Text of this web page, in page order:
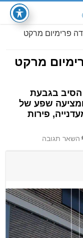
פרימיום מרקט
מרקט
הסיב בגבעת
(נפתחה אתמול 28.12.21) ומציעה שפע של
פירות
השאר תגובה